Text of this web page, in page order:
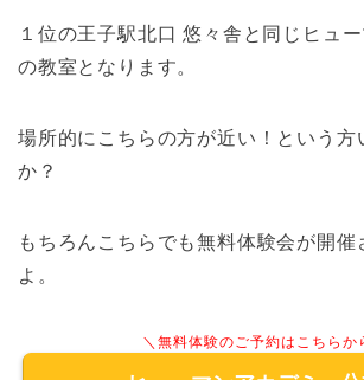
１位の王子駅北口 悠々舎と同じヒュ
の教室となります。
場所的にこちらの方が近い！という方
か？
もちろんこちらでも無料体験会が開催
よ。
＼無料体験のご予約はこちらか